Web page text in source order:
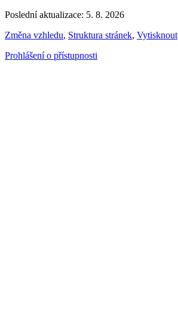
Poslední aktualizace: 5. 8. 2026
Změna vzhledu, Struktura stránek, Vytisknout
Prohlášení o přístupnosti